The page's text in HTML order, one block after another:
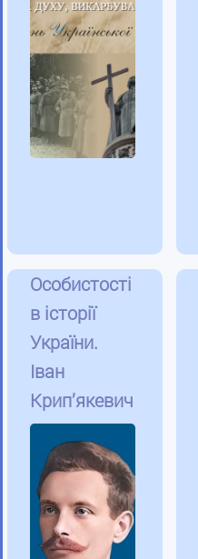
Особистості
в історії
України.
Іван
Крип’якевич